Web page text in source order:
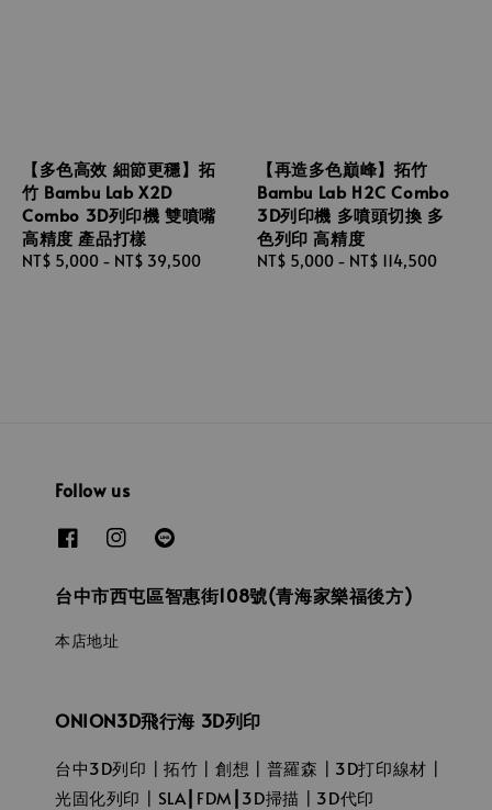
【多色高效 細節更穩】拓
竹 Bambu Lab X2D
Combo 3D列印機 雙噴嘴
高精度 產品打樣
Regular
NT$ 5,000 - NT$ 39,500
【再造多色巔峰】拓竹
Bambu Lab H2C Combo
3D列印機 多噴頭切換 多
色列印 高精度
Regular
NT$ 5,000 - NT$ 114,500
Follow us
台中市西屯區智惠街108號(青海家樂福後方)
本店地址
ONION3D飛行海 3D列印
台中3D列印┃拓竹┃創想┃普羅森┃3D打印線材┃
光固化列印┃SLA┃FDM┃3D掃描┃3D代印